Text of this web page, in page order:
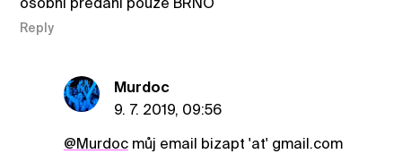
Reply
Murdoc
9. 7. 2019, 09:56
@Murdocmůj email bizapt 'at' gmail.com